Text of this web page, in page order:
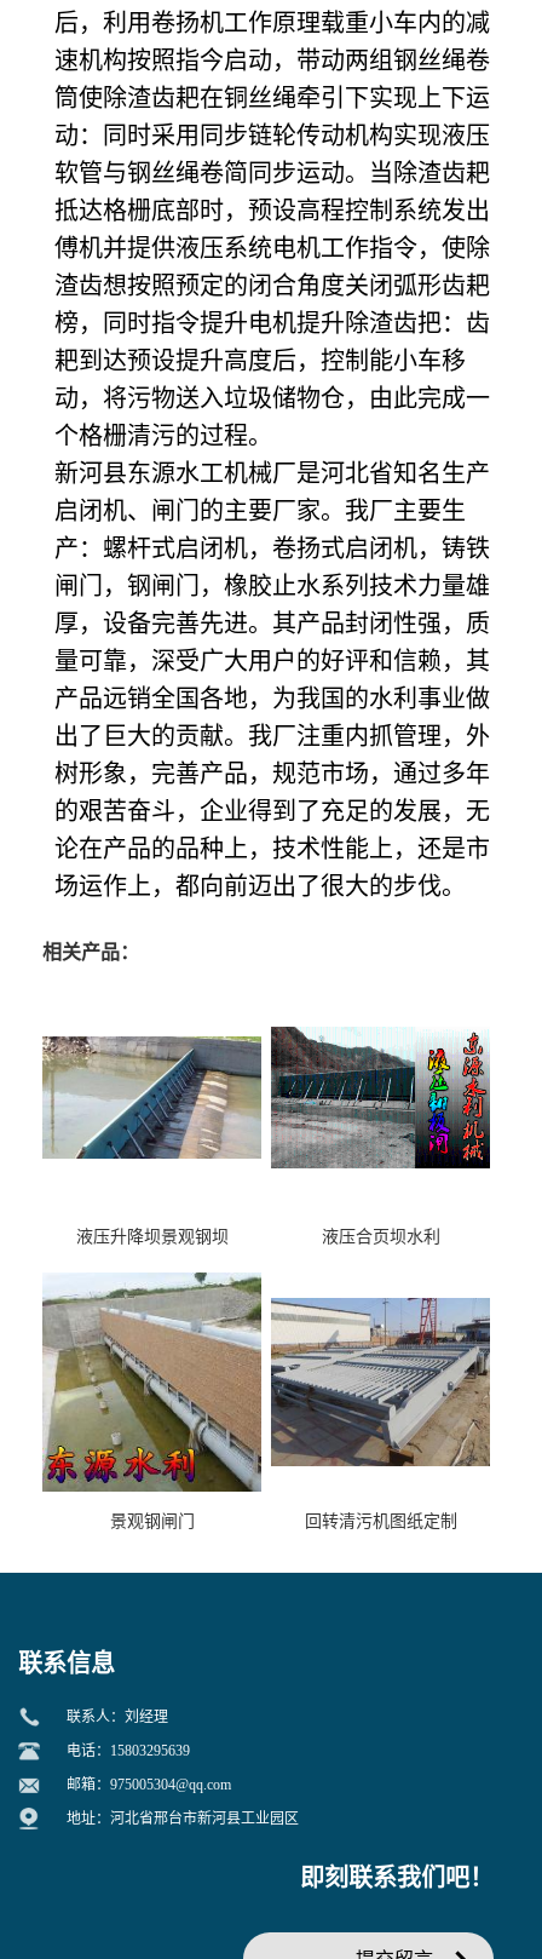
后，利用卷扬机工作原理载重小车内的减
速机构按照指今启动，带动两组钢丝绳卷
筒使除渣齿耙在铜丝绳牵引下实现上下运
动：同时采用同步链轮传动机构实现液压
软管与钢丝绳卷简同步运动。当除渣齿耙
抵达格栅底部时，预设高程控制系统发出
傅机并提供液压系统电机工作指令，使除
渣齿想按照预定的闭合角度关闭弧形齿耙
榜，同时指令提升电机提升除渣齿把：齿
耙到达预设提升高度后，控制能小车移
动，将污物送入垃圾储物仓，由此完成一
个格栅清污的过程。
新河县东源水工机械厂是河北省知名生产
启闭机、闸门的主要厂家。我厂主要生
产：螺杆式启闭机，卷扬式启闭机，铸铁
闸门，钢闸门，橡胶止水系列技术力量雄
厚，设备完善先进。其产品封闭性强，质
量可靠，深受广大用户的好评和信赖，其
产品远销全国各地，为我国的水利事业做
出了巨大的贡献。我厂注重内抓管理，外
树形象，完善产品，规范市场，通过多年
的艰苦奋斗，企业得到了充足的发展，无
论在产品的品种上，技术性能上，还是市
场运作上，都向前迈出了很大的步伐。
相关产品：
液压升降坝景观钢坝 液压合页坝水利
景观钢闸门 回转清污机图纸定制
联系信息
联系人：刘经理
电话：15803295639
邮箱： 975005304@qq.com
地址：河北省邢台市新河县工业园区
即刻联系我们吧！